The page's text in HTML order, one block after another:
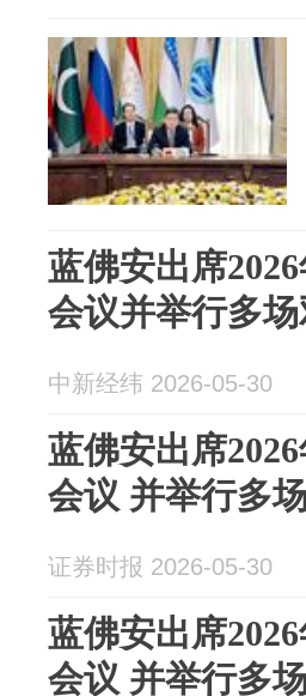
蓝佛安出席
会议并举行多
中新经纬 2026-05-30
蓝佛安出席
会议 并举行多
证券时报 2026-05-30
蓝佛安出席
会议 并举行多